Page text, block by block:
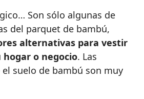
Son sólo algunas de
del parquet de bambú,
alternativas para vestir
hogar o negocio. Las
suelo de bambú son muy